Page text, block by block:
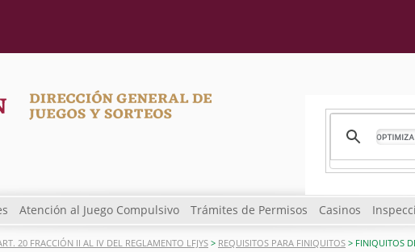
Atención al Juego Compulsivo Trámites de Permisos Casinos
20 FRACCIÓN II AL IV DEL REGLAMENTO LFJYS > REQUISITOS PARA FINIQUITOS > FINIQUITOS